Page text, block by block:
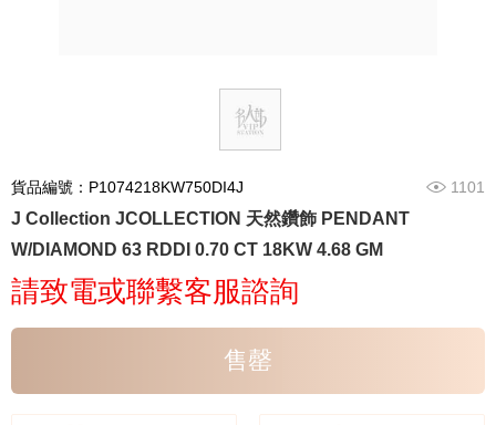
貨品編號：P1074218KW750DI4J 1101
J Collection JCOLLECTION 天然鑽飾 PENDANT
W/DIAMOND 63 RDDI 0.70 CT 18KW 4.68 GM
請致電或聯繫客服諮詢
售罄